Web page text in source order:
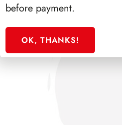
before payment.
OK, THANKS!